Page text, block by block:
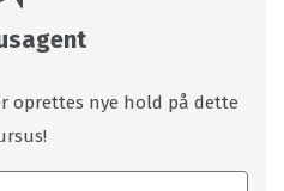
oprettes nye hold på dette